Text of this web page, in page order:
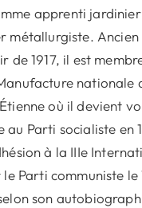
apprenti
métallurgiste.
de 1917, il est
nationale
où il devient
au Parti socialiste en
à la IIIe
Parti communiste le
son